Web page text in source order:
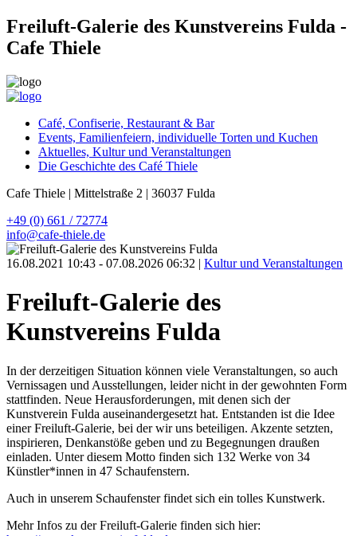
Freiluft-Galerie des Kunstvereins Fulda -
Cafe Thiele
Café, Confiserie, Restaurant & Bar
Events, Familienfeiern, individuelle Torten und Kuchen
Aktuelles, Kultur und Veranstaltungen
Die Geschichte des Café Thiele
Cafe Thiele | Mittelstraße 2 | 36037 Fulda
+49 (0) 661 / 72774
info@cafe-thiele.de
16.08.2021 10:43 - 07.08.2026 06:32 | Kultur und Veranstaltungen
Freiluft-Galerie des
Kunstvereins Fulda
In der derzeitigen Situation können viele Veranstaltungen, so auch
Vernissagen und Ausstellungen, leider nicht in der gewohnten Form
stattfinden. Neue Herausforderungen, mit denen sich der
Kunstverein Fulda auseinandergesetzt hat. Entstanden ist die Idee
einer Freiluft-Galerie, bei der wir uns beteiligen. Akzente setzten,
inspirieren, Denkanstöße geben und zu Begegnungen draußen
einladen. Unter diesem Motto finden sich 132 Werke von 34
Künstler*innen in 47 Schaufenstern.
Auch in unserem Schaufenster findet sich ein tolles Kunstwerk.
Mehr Infos zu der Freiluft-Galerie finden sich hier: